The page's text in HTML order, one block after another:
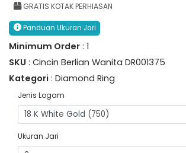
GRATIS KOTAK PERHIASAN
Panduan Ukuran Jari
Minimum Order : 1
SKU : Cincin Berlian Wanita DR001375
Kategori : Diamond Ring
Jenis Logam
Ukuran Jari